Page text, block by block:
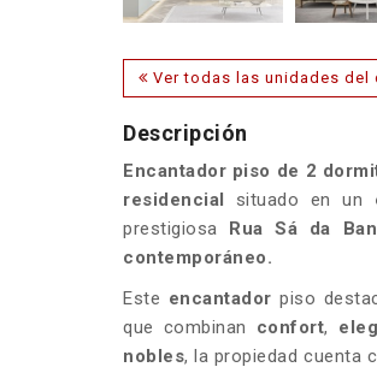
Ver todas las unidades del
Descripción
Encantador piso de 2
residencial situado en un
prestigiosa Rua Sá da
contemporáneo.
Este encantador piso
que combinan confort,
nobles, la propiedad cuenta